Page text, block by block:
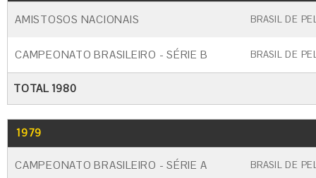
AMISTOSOS NACIONAIS BRASIL DE
CAMPEONATO BRASILEIRO - SÉRIE B BRASIL DE
TOTAL 1980
1979
CAMPEONATO BRASILEIRO - SÉRIE A BRASIL DE